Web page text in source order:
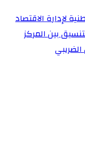
لإدارة الاقتصاد
بين المركز